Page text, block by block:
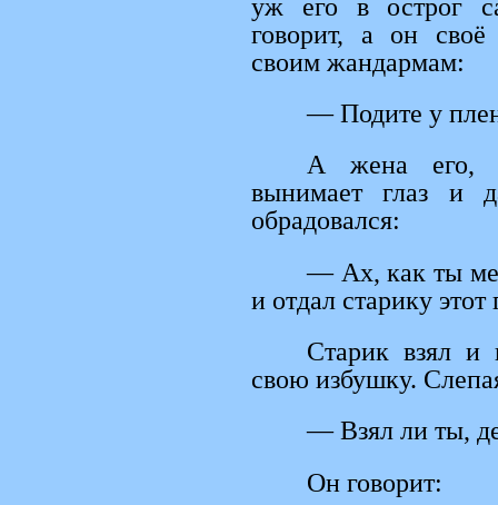
уж его в острог
говорит, а он
своим жандармам:
— Подите у
А жена его,
вынимает глаз и
обрадовался:
— Ах, как ты
и отдал старику этот
Старик взял
свою избушку.
— Взял ли ты,
Он говорит: